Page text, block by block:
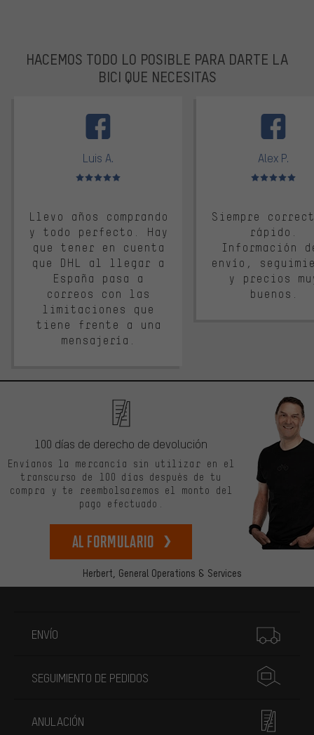
HACEMOS TODO LO POSIBLE PARA DARTE LA
BICI QUE NECESITAS
Luis A.
Valoración media: 5 de 5
Llevo años comprando
y todo perfecto. Hay
que tener en cuenta
que DHL al llegar a
España pasa a
correos con las
limitaciones que
tiene frente a una
mensajería.
Alex P.
Valoración
Siempre
rápido.
Información
envío,
y precios
buenos.
Herbert, General Operations & Services
100 días de derecho de devolución
Envíanos la mercancía sin utilizar en el
transcurso de 100 días después de tu
compra y te reembolsaremos el monto del
pago efectuado.
Al formulario
ENVÍO
SEGUIMIENTO DE PEDIDOS
ANULACIÓN